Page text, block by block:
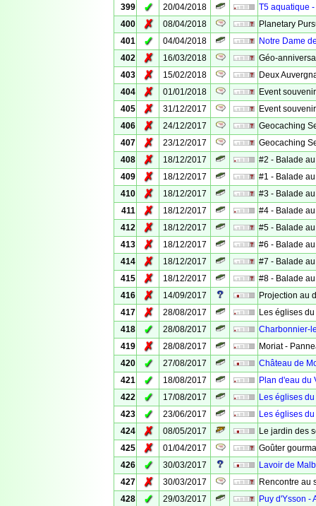
399
✓ 20/04/2018
T5 aquatique
400
✗ 08/04/2018
Planetary
401
✓ 04/04/2018
Notre Dame
402
✗ 16/03/2018
Géo-
403
✗ 15/02/2018
Deux
404
✗ 01/01/2018
Event
405
✗ 31/12/2017
Event
406
✗ 24/12/2017
Geocaching
407
✗ 23/12/2017
Geocaching
408
✗ 18/12/2017
#2 - Balade
409
✗ 18/12/2017
#1 - Balade
410
✗ 18/12/2017
#3 - Balade
411
✗ 18/12/2017
#4 - Balade
412
✗ 18/12/2017
#5 - Balade
413
✗ 18/12/2017
#6 - Balade
414
✗ 18/12/2017
#7 - Balade
415
✗ 18/12/2017
#8 - Balade
416
✗ 14/09/2017
Projection au
417
✗ 28/08/2017
Les églises
418
✓ 28/08/2017
Charbonnier-
419
✗ 28/08/2017
Moriat -
420
✓ 27/08/2017
Château de
421
✓ 18/08/2017
Plan d'eau du
422
✓ 17/08/2017
Les églises
423
✓ 23/06/2017
Les églises
424
✗ 08/05/2017
Le jardin des
425
✗ 01/04/2017
Goûter
426
✓ 30/03/2017
Lavoir de
427
✗ 30/03/2017
Rencontre au
428
✓ 29/03/2017 Puy d'Ysson -